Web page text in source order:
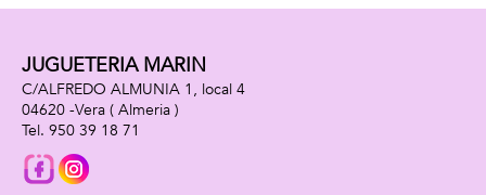
JUGUETERIA MARIN
C/ALFREDO ALMUNIA 1, local 4
04620 -Vera ( Almeria )
950 39 18 71